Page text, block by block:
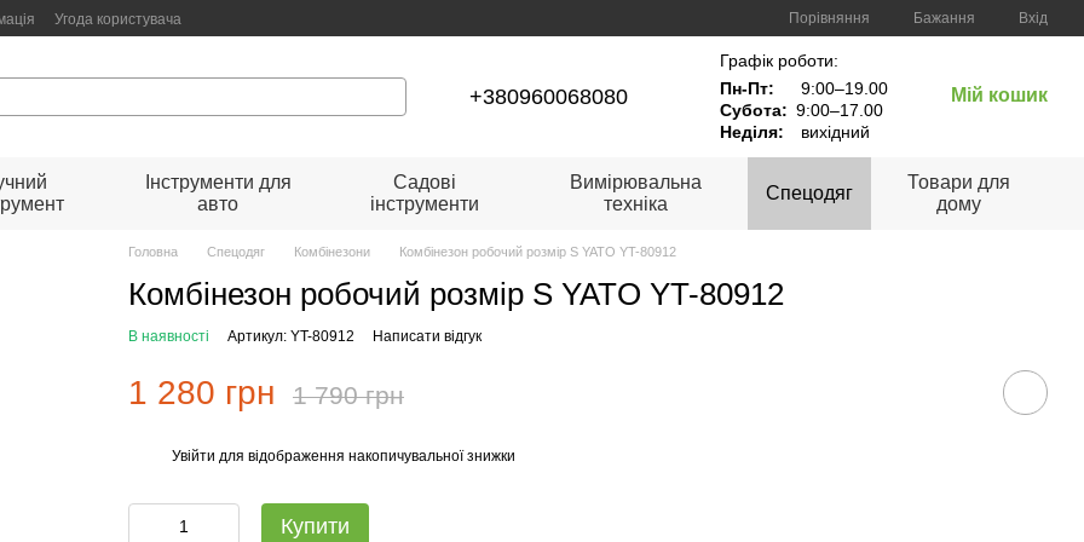
Угода користувача Порівняння Бажання Вхід
+380960068080
Графік роботи:
Пн-Пт:
9:00–19.00
Субота: 9:00–17.00
Неділя:
вихідний
Мій кошик
Інструменти для
авто
Садові
інструменти
Вимірювальна
техніка
Спецодяг
Товари для
дому
Головна Спецодяг Комбінезони Комбінезон робочий розмір S YATO YT-80912
Комбінезон робочий розмір S YATO YT-80912
В наявності Артикул: YT-80912 Написати відгук
1 280 грн 1 790 грн
Увійти для відображення накопичувальної знижки
Купити